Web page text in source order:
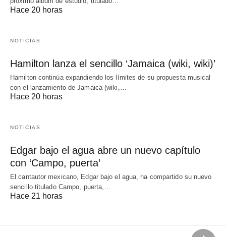
Hace 20 horas
NOTICIAS
Hamilton lanza el sencillo ‘Jamaica (wiki, wiki)’
Hamilton continúa expandiendo los límites de su propuesta musical
con el lanzamiento de Jamaica (wiki,…
Hace 20 horas
NOTICIAS
Edgar bajo el agua abre un nuevo capítulo
con ‘Campo, puerta’
El cantautor mexicano, Edgar bajo el agua, ha compartido su nuevo
sencillo titulado Campo, puerta,…
Hace 21 horas